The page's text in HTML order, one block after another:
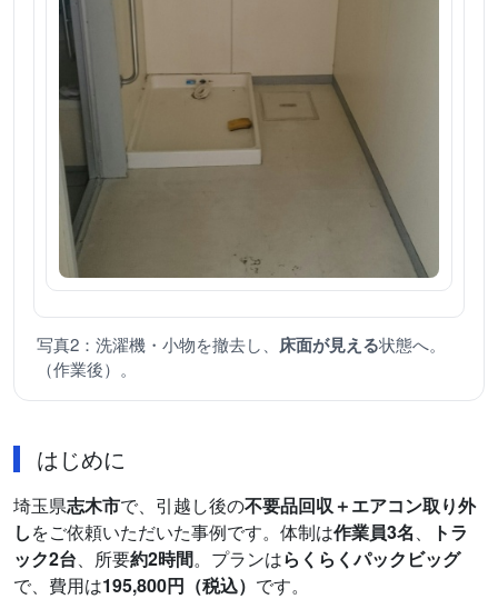
写真2：洗濯機・小物を撤去し、 床面が見える状態へ。
（作業後）。
はじめに
埼玉県志木市で、引越し後の不要品回収＋エアコン取り外
しをご依頼いただいた事例です。体制は作業員3名
トラ
ック2台 、所要約2時間。プランはらくらくパックビッグ
で、費用は195,800円（税込） です。